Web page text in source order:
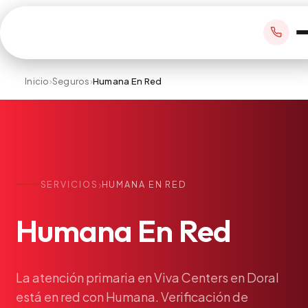
Atención el Mismo Día
Psiquiatría
Telemedicina
Lun–Vie 8:30AM–4:30PM · Sáb con cita
Inicio›Seguros›Humana En Red
SERVICIOS ›HUMANA EN RED
Humana En Red
La atención primaria enViva Centers en Doral
está en red con Humana. Verificaciónde